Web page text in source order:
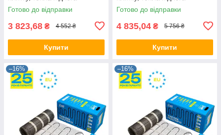
електричний Зубр,
двожильна
Готово до відправки
3 823,68 ₴ 4 552 ₴
Купити
електрична Зубр, двожильна
Готово до відправки
4 835,04 ₴ 5 756 ₴
Купити
–16% –16%